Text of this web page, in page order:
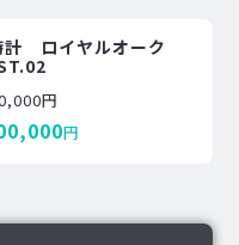
計 ロイヤルオーク
円
円